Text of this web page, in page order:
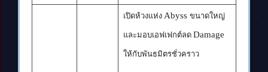
เปิดห้วงแห่ง Abyss ขนาดใหญ่
และมอบเอฟเฟกต์ลด Damage
ให้กับพันธมิตรชั่วคราว